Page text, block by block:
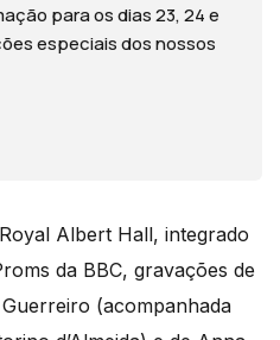
para os dias 23, 24 e
especiais dos nossos
Albert Hall, integrado
da BBC, gravações de
(acompanhada